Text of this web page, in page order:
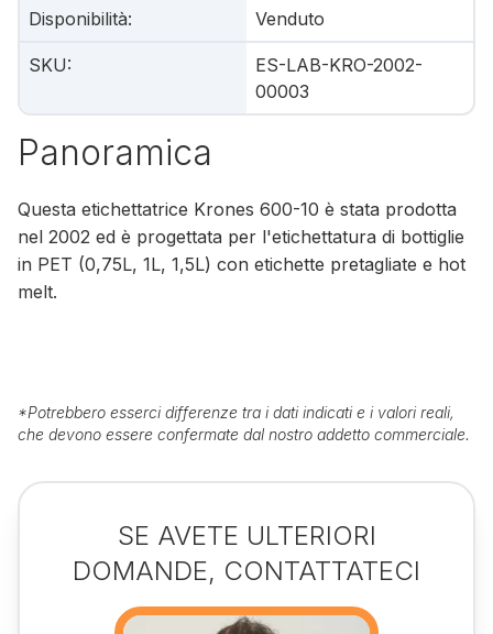
Disponibilità: Venduto
SKU:
ES-LAB-KRO-2002-
00003
Panoramica
Questa etichettatrice Krones 600-10 è stata prodotta
nel 2002 ed è progettata per l'etichettatura di bottiglie
in PET (0,75L, 1L, 1,5L) con etichette pretagliate e hot
melt.
*Potrebbero esserci differenze tra i dati indicati e i valori reali,
che devono essere confermate dal nostro addetto commerciale.
SE AVETE ULTERIORI
DOMANDE, CONTATTATECI